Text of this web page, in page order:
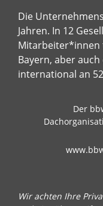
Die
Jahren. In 12
Mitarbeiter*innen
Bayern, aber
international an
Der
Wir achten Ihre